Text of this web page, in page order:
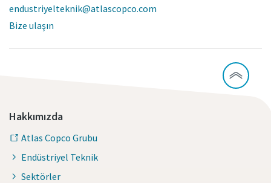
endustriyelteknik@atlascopco.com
Bize ulaşın
Hakkımızda
Atlas Copco Grubu
Endüstriyel Teknik
Sektörler